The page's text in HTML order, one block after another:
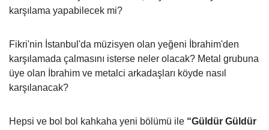
karşılama yapabilecek mi?
Fikri'nin İstanbul'da müzisyen olan yeğeni İbrahim'den
karşılamada çalmasını isterse neler olacak? Metal grubuna
üye olan İbrahim ve metalci arkadaşları köyde nasıl
karşılanacak?
Hepsi ve bol bol kahkaha yeni bölümü ile “Güldür Güldür